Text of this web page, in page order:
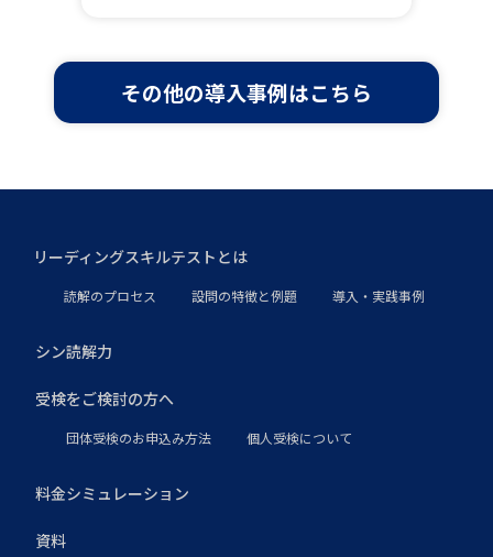
その他の導入事例はこちら
リーディングスキルテストとは
読解のプロセス 設問の特徴と例題 導入・実践事例
シン読解力
受検をご検討の方へ
団体受検のお申込み方法 個人受検について
料金シミュレーション
資料